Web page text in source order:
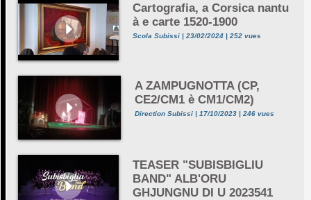
Cartografia, a Corsica nantu
à e carte 1520-1900
Scola Subissi | 23/02/2024 | 252 vues
A ZAMPUGNOTTA (CP,
CE2/CM1 è CM1/CM2)
Direction Subissi | 17/10/2023 | 246 vues
TEASER "SUBISBIGLIU
BAND" ALB'ORU
GHJUNGNU DI U 2023541